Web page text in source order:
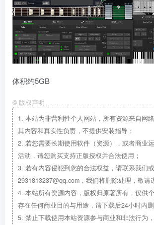
体积约5GB
© 版权声明
1. 本站为非营利性个人网站，所有资源来自网
其内容和真实性负责，不提供安装指导；
2. 若您需要长期使用软件（资源），或者商业
活动，请您购买支持正版授权并合法使用；
3. 若有内容侵犯到您的合法权益，请联系我们
2931813237@qq.com，我们将删除处理，敬请
4. 本站所有资源内容，版权归原著所有，仅供
存在任何商业目的与用途，请下载后24小时内删
5. 禁止下载使用本站资源参与商业和非法行为